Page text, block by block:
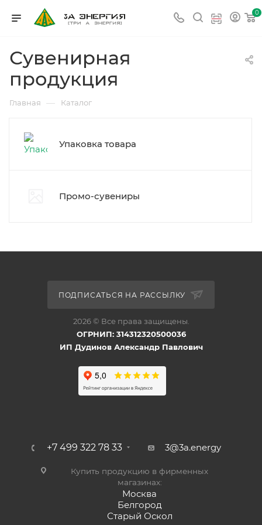
0
Сувенирная
продукция
Главная — Каталог
Упаковка товара
Промо-сувениры
ПОДПИСАТЬСЯ НА РАССЫЛКУ
2026 © Все права защищены.
ОГРНИП: 314312320500036
ИП Дудинов Александр Павлович
+7 499 322 78 33 3@3a.energy
Купить продукцию в фирменных
магазинах:
Москва
Белгород
Старый Оскол